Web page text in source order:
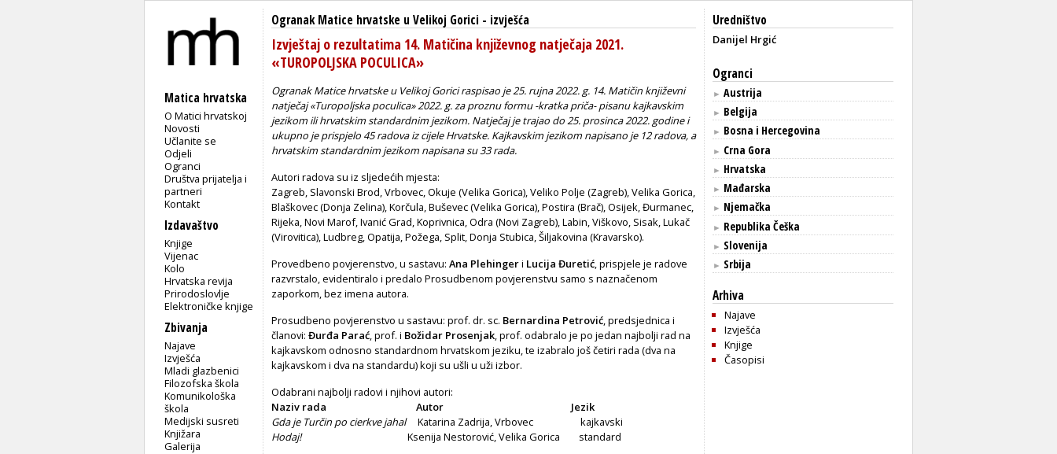
Matica hrvatska
O Matici hrvatskoj
Novosti
Učlanite se
Odjeli
Ogranci
Društva prijatelja i
partneri
Kontakt
Izdavaštvo
Knjige
Vijenac
Kolo
Hrvatska revija
Prirodoslovlje
Elektroničke knjige
Zbivanja
Najave
Izvješća
Mladi glazbenici
Filozofska škola
Komunikološka
škola
Medijski susreti
Knjižara
Galerija
Ogranak Matice hrvatske u Velikoj Gorici - izvješća
Izvještaj o rezultatima 14. Matičina književnog natječaja 2021.
«TUROPOLJSKA POCULICA»
Ogranak Matice hrvatske u Velikoj Gorici raspisao je 25. rujna 2022. g. 14. Matičin književni
natječaj «Turopoljska poculica» 2022. g. za proznu formu -kratka priča- pisanu kajkavskim
jezikom ili hrvatskim standardnim jezikom. Natječaj je trajao do 25. prosinca 2022. godine i
ukupno je prispjelo 45 radova iz cijele Hrvatske. Kajkavskim jezikom napisano je 12 radova, a
hrvatskim standardnim jezikom napisana su 33 rada.
Autori radova su iz sljedećih mjesta:
Zagreb, Slavonski Brod, Vrbovec, Okuje (Velika Gorica), Veliko Polje (Zagreb), Velika Gorica,
Blaškovec (Donja Zelina), Korčula, Buševec (Velika Gorica), Postira (Brač), Osijek, Đurmanec,
Rijeka, Novi Marof, Ivanić Grad, Koprivnica, Odra (Novi Zagreb), Labin, Viškovo, Sisak, Lukač
(Virovitica), Ludbreg, Opatija, Požega, Split, Donja Stubica, Šiljakovina (Kravarsko).
Provedbeno povjerenstvo, u sastavu: Ana Plehingeri Lucija Đuretić , prispjele je radove
razvrstalo, evidentiralo i predalo Prosudbenom povjerenstvu samo s naznačenom
zaporkom, bez imena autora.
Prosudbeno povjerenstvo u sastavu: prof. dr. sc. Bernardina Petrović , predsjednica i
članovi: Đurđa Parać , prof. i Božidar Prosenjak , prof. odabralo je po jedan najbolji rad na
kajkavskom odnosno standardnom hrvatskom jeziku, te izabralo još četiri rada (dva na
kajkavskom i dva na standardu) koji su ušli u uži izbor.
Odabrani najbolji radovi i njihovi autori:
Naziv rada
Autor
Jezik
Gda je Turčin po cierkve jahal Katarina Zadrija, Vrbovec kajkavski
Hodaj!
Ksenija Nestorović, Velika Gorica standard
Uredništvo
Danijel Hrgić
Ogranci
► Austrija
► Belgija
► Bosna i Hercegovina
► Crna Gora
► Hrvatska
► Mađarska
► Njemačka
► Republika Češka
► Slovenija
► Srbija
Arhiva
Najave
Izvješća
Knjige
Časopisi